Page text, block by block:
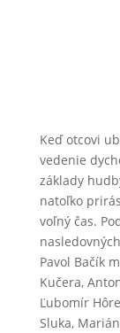
Keď otcovi
vedenie
základy
natoľko
voľný čas.
Pavol Bačík
Kučera,
Ľubomír
Sluka,